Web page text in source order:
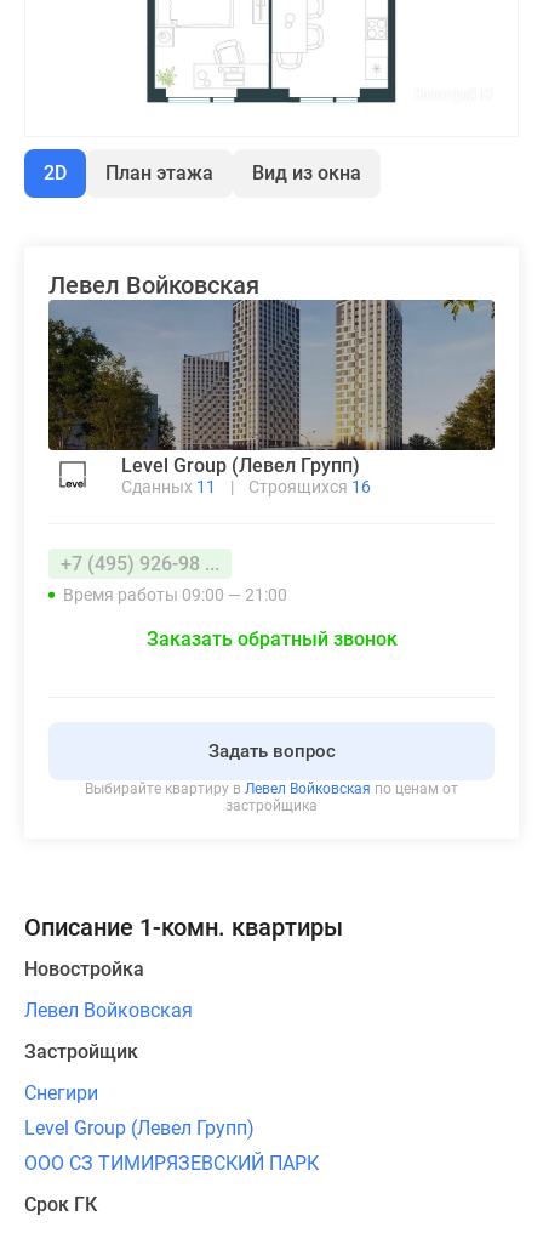
2D План этажа Вид из окна
Левел Войковская
Level Group (Левел Групп)
Сданных 11 | Строящихся 16
+7 (495) 926-98 ...
Время работы 09:00 — 21:00
Заказать обратный звонок
Задать вопрос
Выбирайте квартиру в Левел Войковская по ценам от
застройщика
Описание 1-комн. квартиры
Новостройка
Левел Войковская
Застройщик
Снегири
Level Group (Левел Групп)
ООО СЗ ТИМИРЯЗЕВСКИЙ ПАРК
Срок ГК